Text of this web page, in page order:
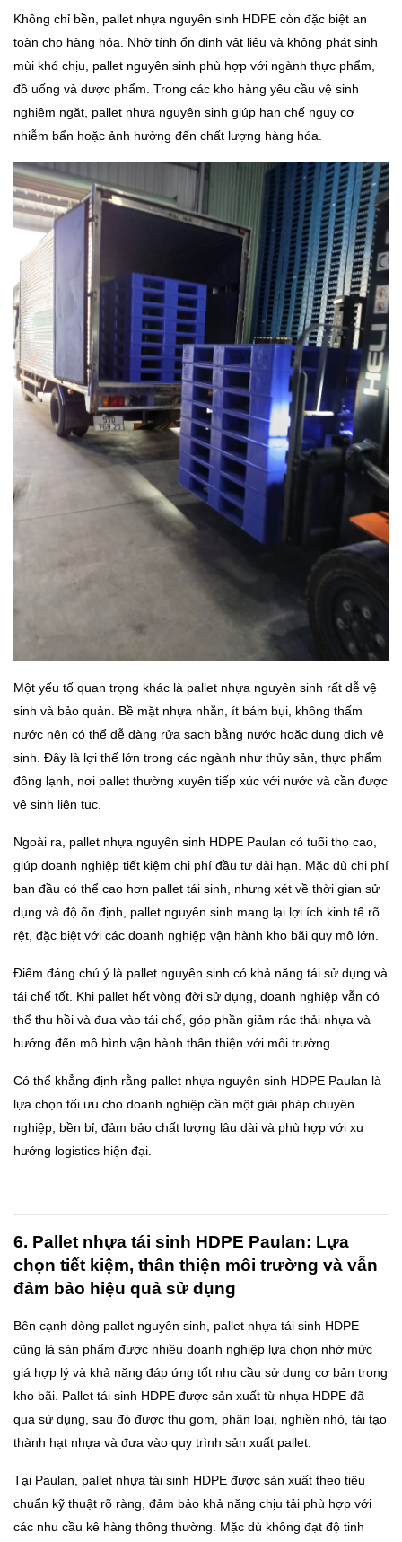
Không chỉ bền, pallet nhựa nguyên sinh HDPE còn đặc biệt an
toàn cho hàng hóa. Nhờ tính ổn định vật liệu và không phát sinh
mùi khó chịu, pallet nguyên sinh phù hợp với ngành thực phẩm,
đồ uống và dược phẩm. Trong các kho hàng yêu cầu vệ sinh
nghiêm ngặt, pallet nhựa nguyên sinh giúp hạn chế nguy cơ
nhiễm bẩn hoặc ảnh hưởng đến chất lượng hàng hóa.
Một yếu tố quan trọng khác là pallet nhựa nguyên sinh rất dễ vệ
sinh và bảo quản. Bề mặt nhựa nhẵn, ít bám bụi, không thấm
nước nên có thể dễ dàng rửa sạch bằng nước hoặc dung dịch vệ
sinh. Đây là lợi thế lớn trong các ngành như thủy sản, thực phẩm
đông lạnh, nơi pallet thường xuyên tiếp xúc với nước và cần được
vệ sinh liên tục.
Ngoài ra, pallet nhựa nguyên sinh HDPE Paulan có tuổi thọ cao,
giúp doanh nghiệp tiết kiệm chi phí đầu tư dài hạn. Mặc dù chi phí
ban đầu có thể cao hơn pallet tái sinh, nhưng xét về thời gian sử
dụng và độ ổn định, pallet nguyên sinh mang lại lợi ích kinh tế rõ
rệt, đặc biệt với các doanh nghiệp vận hành kho bãi quy mô lớn.
Điểm đáng chú ý là pallet nguyên sinh có khả năng tái sử dụng và
tái chế tốt. Khi pallet hết vòng đời sử dụng, doanh nghiệp vẫn có
thể thu hồi và đưa vào tái chế, góp phần giảm rác thải nhựa và
hướng đến mô hình vận hành thân thiện với môi trường.
Có thể khẳng định rằng pallet nhựa nguyên sinh HDPE Paulan là
lựa chọn tối ưu cho doanh nghiệp cần một giải pháp chuyên
nghiệp, bền bỉ, đảm bảo chất lượng lâu dài và phù hợp với xu
hướng logistics hiện đại.
6. Pallet nhựa tái sinh HDPE Paulan: Lựa
chọn tiết kiệm, thân thiện môi trường và vẫn
đảm bảo hiệu quả sử dụng
Bên cạnh dòng pallet nguyên sinh, pallet nhựa tái sinh HDPE
cũng là sản phẩm được nhiều doanh nghiệp lựa chọn nhờ mức
giá hợp lý và khả năng đáp ứng tốt nhu cầu sử dụng cơ bản trong
kho bãi. Pallet tái sinh HDPE được sản xuất từ nhựa HDPE đã
qua sử dụng, sau đó được thu gom, phân loại, nghiền nhỏ, tái tạo
thành hạt nhựa và đưa vào quy trình sản xuất pallet.
Tại Paulan, pallet nhựa tái sinh HDPE được sản xuất theo tiêu
chuẩn kỹ thuật rõ ràng, đảm bảo khả năng chịu tải phù hợp với
các nhu cầu kê hàng thông thường. Mặc dù không đạt độ tinh